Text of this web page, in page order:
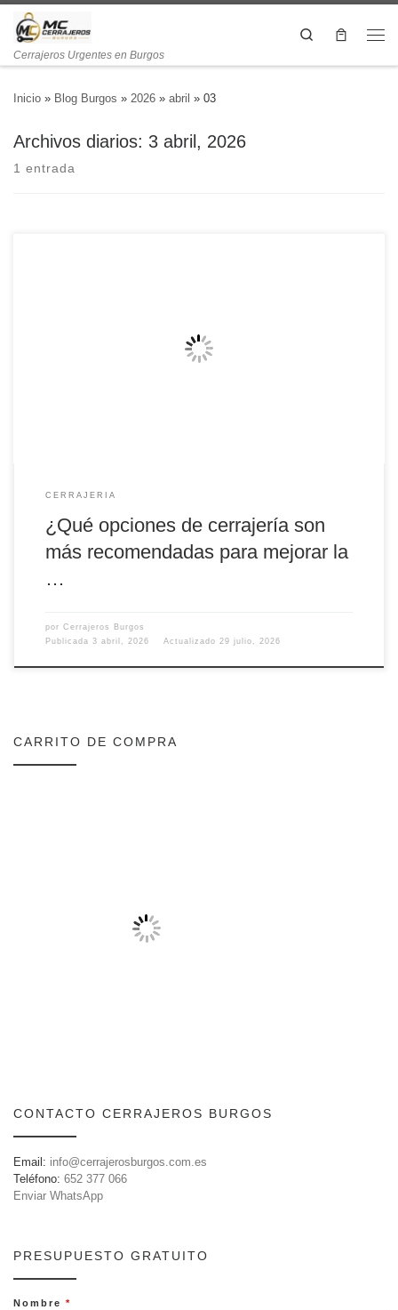
Cerrajeros Urgentes en Burgos
Search
Inicio » Blog Burgos » 2026 » abril » 03
Archivos diarios: 3 abril, 2026
1 entrada
seguridad del hogar en Burgos? La seguridad del hogar es una
preocupación primordial para muchas familias en Burgos. Este
aspecto no solo se refiere a la protección física de los bienes
CERRAJERIA
¿Qué opciones de cerrajería son
más recomendadas para mejorar la
…
por Cerrajeros Burgos
Publicada 3 abril, 2026 Actualizado 29 julio, 2026
CARRITO DE COMPRA
CONTACTO CERRAJEROS BURGOS
Email: info@cerrajerosburgos.com.es
Teléfono: 652 377 066
Enviar WhatsApp
PRESUPUESTO GRATUITO
Nombre *